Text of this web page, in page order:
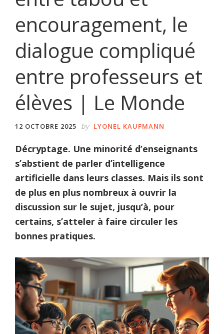
encouragement, le
dialogue compliqué
entre professeurs et
élèves | Le Monde
12 OCTOBRE 2025 by LYONEL KAUFMANN
Décryptage. Une minorité d’enseignants
s’abstient de parler d’intelligence
artificielle dans leurs classes. Mais ils sont
de plus en plus nombreux à ouvrir la
discussion sur le sujet, jusqu’à, pour
certains, s’atteler à faire circuler les
bonnes pratiques.